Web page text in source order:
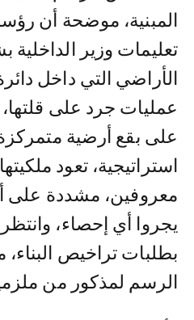
المبنية، موضحة أن
تعليمات وزير
الأراضي التي داخل
عمليات جرد على قلتها،
على بقع أرضية
استراتيجية، تعود
معروفين، مشددة على
يجروا أي إحصاء،
بطلبات تراخيص
الرسم لمذكور من